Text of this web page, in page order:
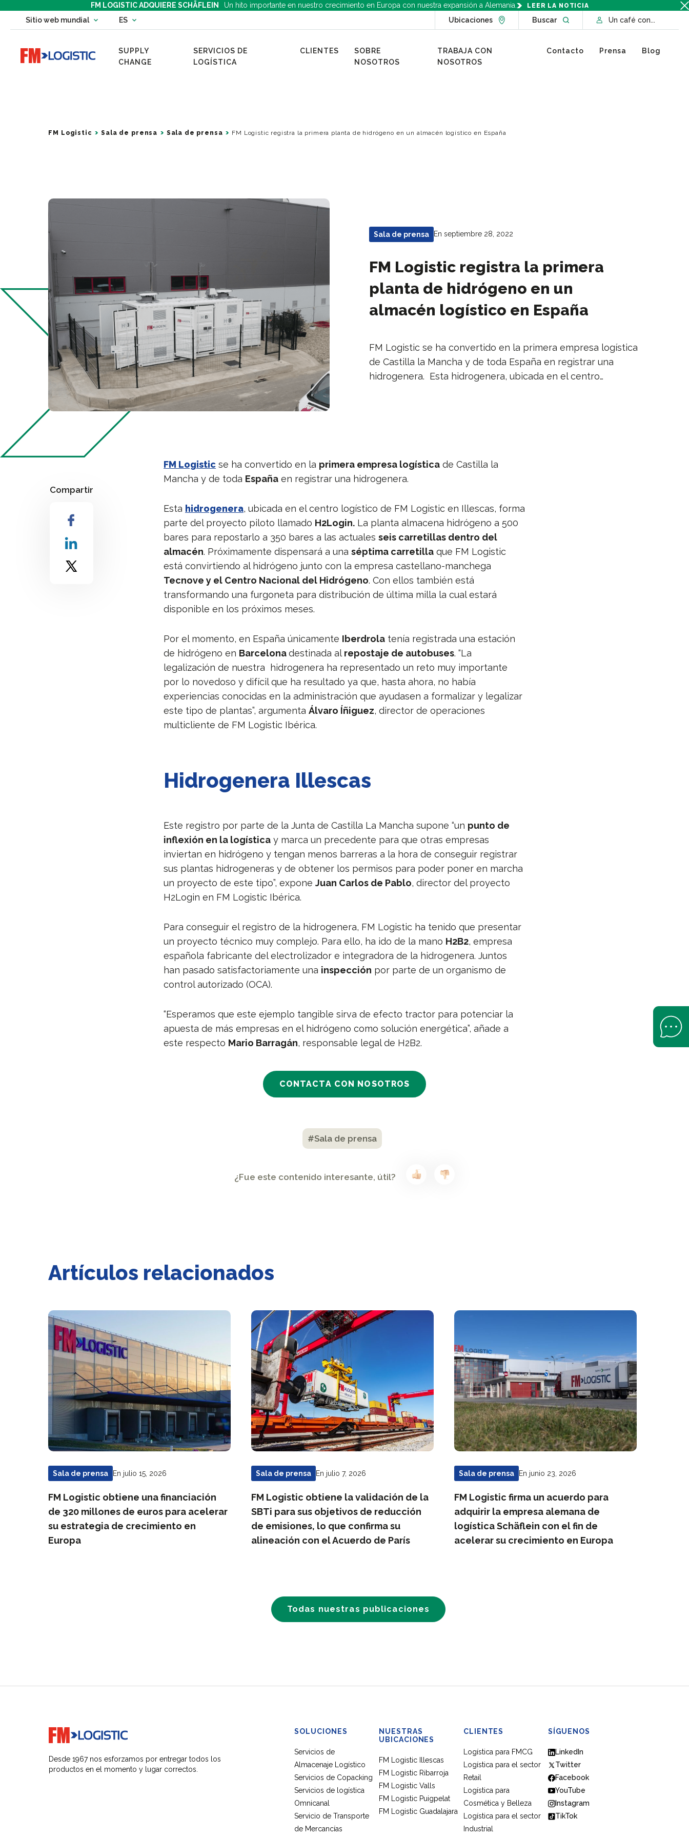
FM LOGISTIC ADQUIERE SCHÄFLEIN Un hito importante en nuestro crecimiento en Europa con nuestra expansión a Alemania. LEER LA NOTICIA
Sitio web mundial Change country website
ES
Change language UbicacionesGo to Locations page
BuscarOpen website searchUn café con...
Go to home page
SUPPLY
CHANGE
SERVICIOS DE
LOGÍSTICA
CLIENTES
SOBRE
NOSOTROS
TRABAJA CON
NOSOTROS
Contacto Prensa Blog
FM Logistic Sala de prensa Sala de prensa FM Logistic registra la primera planta de hidrógeno en un almacén logístico en España
Sala de prensa En septiembre 28, 2022
FM Logistic registra la primera
planta de hidrógeno en un
almacén logístico en España
FM Logistic se ha convertido en la primera empresa logística
de Castilla la Mancha y de toda España en registrar una
hidrogenera. Esta hidrogenera, ubicada en el centro…
Compartir
FM Logistic se ha convertido en la primera empresa logística de Castilla la
Mancha y de toda España en registrar una hidrogenera.
Esta hidrogenera, ubicada en el centro logístico de FM Logistic en Illescas, forma
parte del proyecto piloto llamado H2Login. La planta almacena hidrógeno a 500
bares para repostarlo a 350 bares a las actualesseis carretillas dentro del
almacén. Próximamente dispensará a unaséptima carretilla que FM Logistic
está convirtiendo al hidrógeno junto con la empresa castellano-manchega
Tecnove y el Centro Nacional del Hidrógeno. Con ellos también está
transformando una furgoneta para distribución de última milla la cual estará
disponible en los próximos meses.
Por el momento, en España únicamente Iberdrola tenía registrada una estación
de hidrógeno en Barcelonadestinada al repostaje de autobuses. “La
legalización de nuestra hidrogenera ha representado un reto muy importante
por lo novedoso y difícil que ha resultado ya que, hasta ahora, no había
experiencias conocidas en la administración que ayudasen a formalizar y legalizar
este tipo de plantas”, argumentaÁlvaro Íñiguez, director de operaciones
multicliente de FM Logistic Ibérica.
Hidrogenera Illescas
Este registro por parte de la Junta de Castilla La Mancha supone “un punto de
inflexión en la logística y marca un precedente para que otras empresas
inviertan en hidrógeno y tengan menos barreras a la hora de conseguir registrar
sus plantas hidrogeneras y de obtener los permisos para poder poner en marcha
un proyecto de este tipo”, exponeJuan Carlos de Pablo, director del proyecto
H2Login en FM Logistic Ibérica.
Para conseguir el registro de la hidrogenera, FM Logistic ha tenido que presentar
un proyecto técnico muy complejo. Para ello, ha ido de la mano H2B2, empresa
española fabricante del electrolizador e integradora de la hidrogenera. Juntos
han pasado satisfactoriamente una inspección por parte de un organismo de
control autorizado (OCA).
“Esperamos que este ejemplo tangible sirva de efecto tractor para potenciar la
apuesta de más empresas en el hidrógeno como solución energética”, añade a
este respecto Mario Barragán, responsable legal de H2B2.
CONTACTA CON NOSOTROS
#Sala de prensa
¿Fue este contenido interesante, útil?
Artículos relacionados
Sala de prensa En julio 15, 2026
FM Logistic obtiene una financiación
de 320 millones de euros para acelerar
su estrategia de crecimiento en
Europa
Sala de prensa En julio 7, 2026
FM Logistic obtiene la validación de la
SBTi para sus objetivos de reducción
de emisiones, lo que confirma su
alineación con el Acuerdo de París
Sala de prensa En junio 23, 2026
FM Logistic firma un acuerdo para
adquirir la empresa alemana de
logística Schäflein con el fin de
acelerar su crecimiento en Europa
Todas nuestras publicaciones
Open
Go to home page
Desde 1967 nos esforzamos por entregar todos los
productos en el momento y lugar correctos.
SOLUCIONES
Servicios de
Almacenaje Logístico
Servicios de Copacking
Servicios de logística
Omnicanal
Servicio de Transporte
de Mercancías
NUESTRAS
UBICACIONES
FM Logistic Illescas
FM Logistic Ribarroja
FM Logistic Valls
FM Logistic Puigpelat
FM Logistic Guadalajara
CLIENTES
Logística para FMCG
Logística para el sector
Retail
Logística para
Cosmética y Belleza
Logística para el sector
Industrial
SÍGUENOS
LinkedIn
Twitter
Facebook
YouTube
Instagram
TikTok